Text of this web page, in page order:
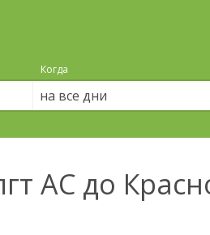
Когда
на все дни
АС до